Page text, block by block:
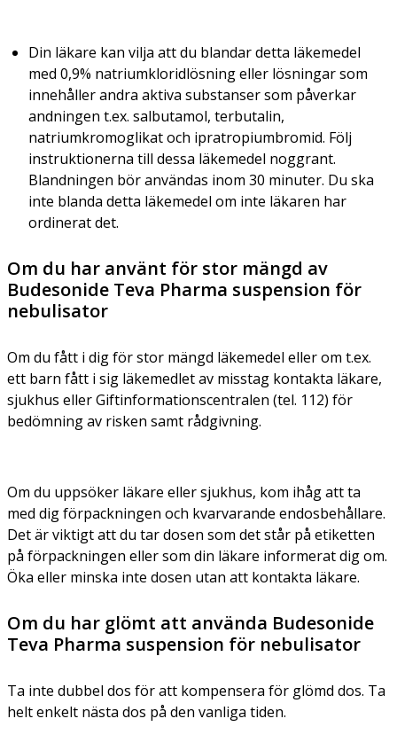
Din läkare kan vilja att du blandar detta läkemedel
med 0,9% natriumkloridlösning eller lösningar som
innehåller andra aktiva substanser som påverkar
andningen t.ex. salbutamol, terbutalin,
natriumkromoglikat och ipratropiumbromid. Följ
instruktionerna till dessa läkemedel noggrant.
Blandningen bör användas inom 30 minuter. Du ska
inte blanda detta läkemedel om inte läkaren har
ordinerat det.
Om du har använt för stor mängd av
Budesonide Teva Pharma suspension för
nebulisator
Om du fått i dig för stor mängd läkemedel eller om t.ex.
ett barn fått i sig läkemedlet av misstag kontakta läkare,
sjukhus eller Giftinformationscentralen (tel. 112) för
bedömning av risken samt rådgivning.
Om du uppsöker läkare eller sjukhus, kom ihåg att ta
med dig förpackningen och kvarvarande endosbehållare.
Det är viktigt att du tar dosen som det står på etiketten
på förpackningen eller som din läkare informerat dig om.
Öka eller minska inte dosen utan att kontakta läkare.
Om du har glömt att använda Budesonide
Teva Pharma suspension för nebulisator
Ta inte dubbel dos för att kompensera för glömd dos. Ta
helt enkelt nästa dos på den vanliga tiden.